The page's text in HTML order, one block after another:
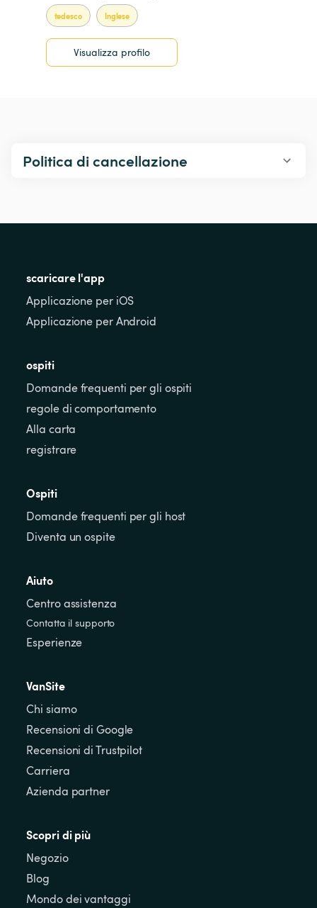
tedesco Inglese
Visualizza profilo
Politica di cancellazione
scaricare l'app
Applicazione per iOS
Applicazione per Android
ospiti
Domande frequenti per gli ospiti
regole di comportamento
Alla carta
registrare
Ospiti
Domande frequenti per gli host
Diventa un ospite
Aiuto
Centro assistenza
Contatta il supporto
Esperienze
VanSite
Chi siamo
Recensioni di Google
Recensioni di Trustpilot
Carriera
Azienda partner
Scopri di più
Negozio
Blog
Mondo dei vantaggi